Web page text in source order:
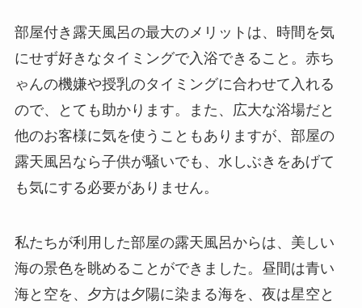
部屋付き露天風呂の最大のメリットは、時間を気
にせず好きなタイミングで入浴できること。赤ち
ゃんの機嫌や授乳のタイミングに合わせて入れる
ので、とても助かります。また、広大な浴場だと
他のお客様に気を使うこともありますが、部屋の
露天風呂なら子供が騒いでも、水しぶきをあげて
も気にする必要がありません。
私たちが利用した部屋の露天風呂からは、美しい
海の景色を眺めることができました。昼間は青い
海と空を、夕方は夕陽に染まる海を、夜は星空と